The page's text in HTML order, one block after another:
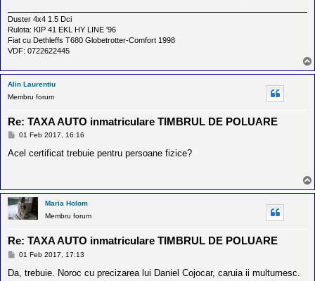
Duster 4x4 1.5 Dci
Rulota: KIP 41 EKL HY LINE '96
Fiat cu Dethleffs T680 Globetrotter-Comfort 1998
VDF: 0722622445
Alin Laurentiu
Membru forum
Re: TAXA AUTO inmatriculare TIMBRUL DE POLUARE
M
s
01 Feb 2017, 16:16
Acel certificat trebuie pentru persoane fizice?
Maria Holom
Membru forum
Re: TAXA AUTO inmatriculare TIMBRUL DE POLUARE
M
s
a
01 Feb 2017, 17:13
Da, trebuie. Noroc cu precizarea lui Daniel Cojocar, caruia ii multumesc.